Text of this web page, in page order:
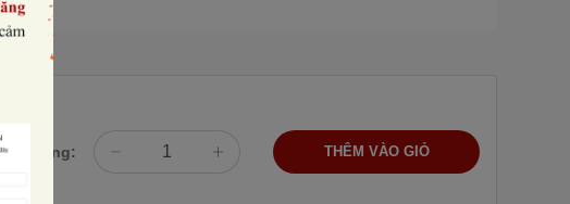
Số lượng: THÊM VÀO GIỎ